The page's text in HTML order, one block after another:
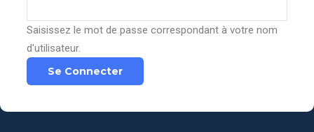
Saisissez le mot de passe correspondant à votre nom
d'utilisateur.